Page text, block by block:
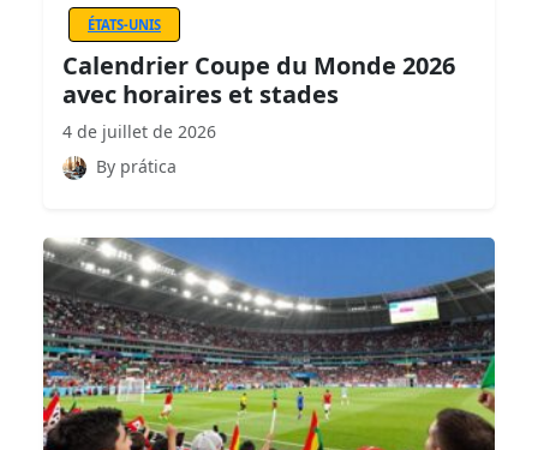
ÉTATS-UNIS
Calendrier Coupe du Monde 2026
avec horaires et stades
4 de juillet de 2026
By prática